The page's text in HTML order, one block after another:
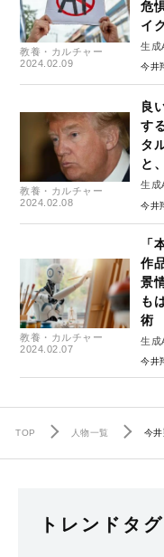
教養・カルチャー
2024.02.09
危
イク
生
今井
教養・カルチャー
2024.02.08
良
す
タ
と
生
今井
教養・カルチャー
2024.02.07
「
作
景
も
術
生
今井
TOP 人物一覧 今
トレンドタグ